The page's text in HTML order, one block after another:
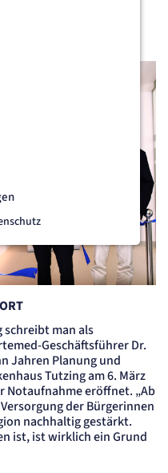
schreibt man als
Geschäftsführer Dr.
Jahren Planung und
Tutzing am 6. März
Notaufnahme eröffnet. „Ab
der Bürgerinnen
nachhaltig gestärkt.
ist, ist wirklich ein Grund
und sind für
der Website
wenn auf der Seite des
für ein eventuelles Opt-Out